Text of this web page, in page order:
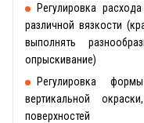
Регулировка
различной вязкости
выполнять
опрыскивание)
Регулировка
вертикальной
поверхностей